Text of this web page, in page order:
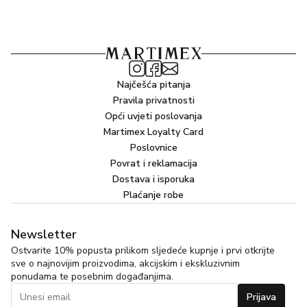
Najčešća pitanja
Pravila privatnosti
Opći uvjeti poslovanja
Martimex Loyalty Card
Poslovnice
Povrat i reklamacija
Dostava i isporuka
Plaćanje robe
Newsletter
Ostvarite 10% popusta prilikom sljedeće kupnje i prvi otkrijte
sve o najnovijim proizvodima, akcijskim i ekskluzivnim
ponudama te posebnim događanjima.
Prijava